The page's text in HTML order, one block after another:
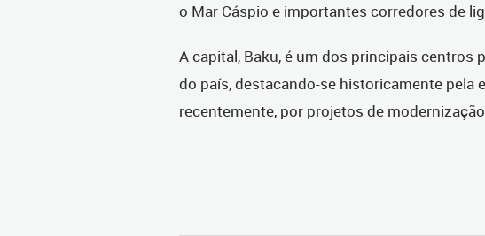
o Mar Cáspio e importantes corredores de
A capital, Baku, é um dos principais centros
do país, destacando-se historicamente pela
recentemente, por projetos de